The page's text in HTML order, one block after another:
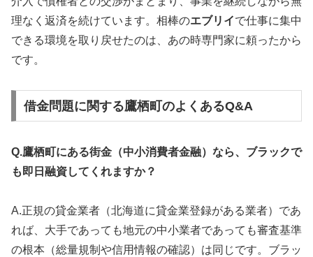
理なく返済を続けています。相棒のエブリイで仕事に集中
できる環境を取り戻せたのは、あの時専門家に頼ったから
です。
借金問題に関する鷹栖町のよくあるQ&A
Q.鷹栖町にある街金（中小消費者金融）なら、ブラックで
も即日融資してくれますか？
A.正規の貸金業者（北海道に貸金業登録がある業者）であ
れば、大手であっても地元の中小業者であっても審査基準
の根本（総量規制や信用情報の確認）は同じです。ブラッ